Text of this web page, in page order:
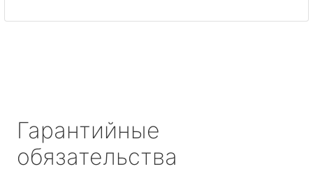
Гарантийные
обязательства